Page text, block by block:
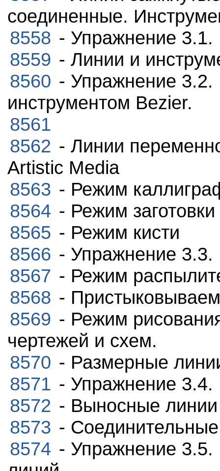
соединенные.
8558 - Упражнение 3.1.
8559 - Линии и
8560 - Упражнение 3.2.
инструментом Bezier.
8561
8562 - Линии
Artistic Media
8563 - Режим
8564 - Режим заготовки
8565 - Режим кисти
8566 - Упражнение 3.3.
8567 - Режим
8568 -
8569 - Режим
чертежей и схем.
8570 - Размерные
8571 - Упражнение 3.4.
8572 - Выносные линии
8573 -
8574 - Упражнение 3.5.